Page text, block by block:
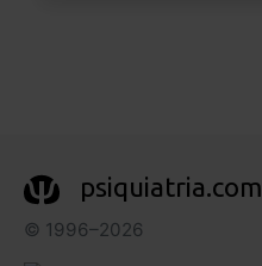
psiquiatria.com
© 1996–2026